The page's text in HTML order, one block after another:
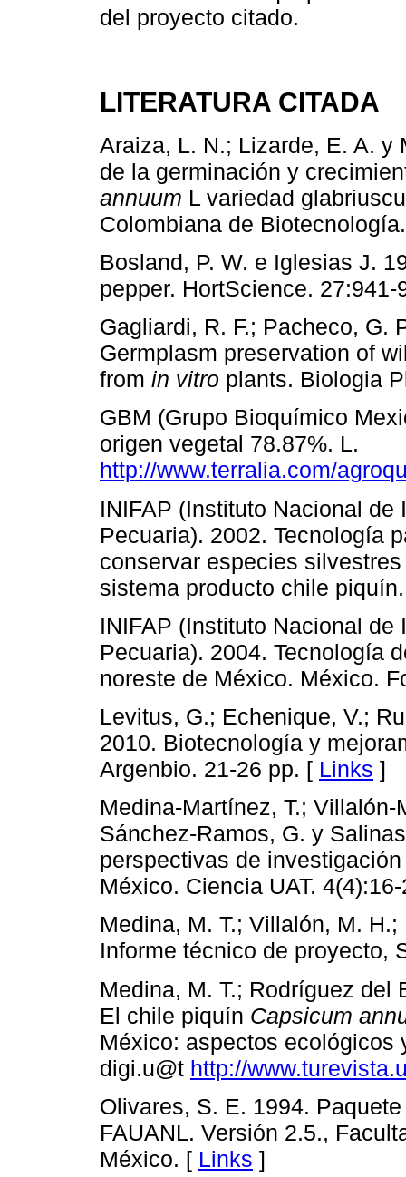
del proyecto citado.
LITERATURA CITADA
Araiza, L. N.; Lizarde, E. A. y
de la germinación y
annuum L variedad
Colombiana de
Bosland, P. W. e Iglesias J.
pepper. HortScience.
Gagliardi, R. F.; Pacheco, G.
Germplasm preservation of
from in vitro plants. Biologia
GBM (Grupo Bioquímico
origen vegetal 78.87%. L.
http://www.terralia.com/
INIFAP (Instituto Nacional
Pecuaria). 2002. Tecnología
conservar especies
sistema producto chile
INIFAP (Instituto Nacional
Pecuaria). 2004. Tecnología
noreste de México. México.
Levitus, G.; Echenique, V.;
2010. Biotecnología y
Argenbio. 21-26 pp. [ Links ]
Medina-Martínez, T.;
Sánchez-Ramos, G. y
perspectivas de
México. Ciencia UAT.
Medina, M. T.; Villalón, M.
Informe técnico de proyecto,
Medina, M. T.; Rodríguez del
El chile piquín Capsicum
México: aspectos ecológicos
digi.u@t http://
Olivares, S. E. 1994.
FAUANL. Versión 2.5.,
México. [ Links ]